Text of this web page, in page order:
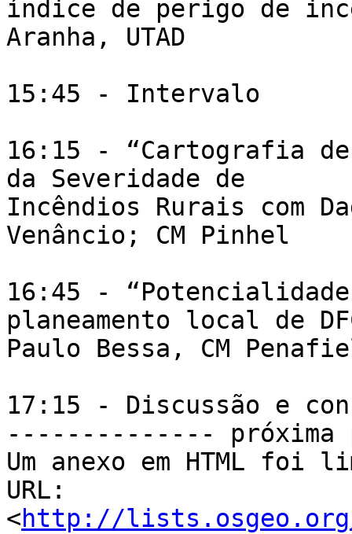
índice de perigo de
Aranha, UTAD
15:45 - Intervalo
16:15 - “Cartografia
da Severidade de
Incêndios Rurais com
Venâncio; CM Pinhel
16:45 -
planeamento local de
Paulo Bessa, CM
17:15 - Discussão e
--------------
Um anexo em HTML foi
URL:
<http://lists.osgeo.org/